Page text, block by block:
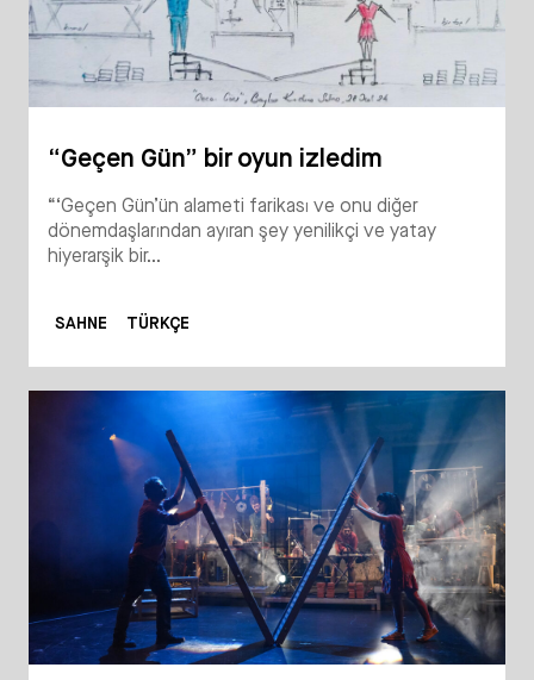
“Geçen Gün” bir oyun izledim
“‘Geçen Gün’ün alameti farikası ve onu diğer
dönemdaşlarından ayıran şey yenilikçi ve yatay
hiyerarşik bir...
SAHNE TÜRKÇE